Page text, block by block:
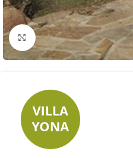
Click to enlarge